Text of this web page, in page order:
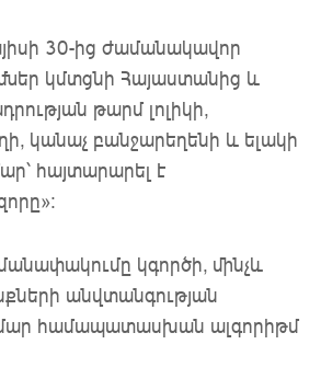
30-ից ժամանակավոր
կմտցնի Հայաստանից և
թարմ լոլիկի,
կանաչ բանջարեղենի և ելակի
հայտարարել է
կգործի, մինչև
անվտանգության
համապատասխան ալգորիթմ